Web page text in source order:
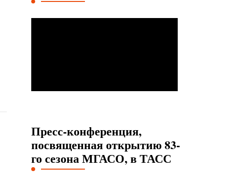
Пресс-конференция,
посвященная открытию 83-
го сезона МГАСО, в ТАСС